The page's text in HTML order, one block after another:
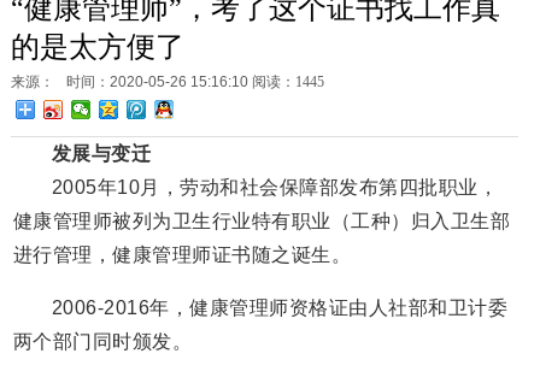
“健康管理师”，考了这个证书找工作真
的是太方便了
来源： 时间：2020-05-26 15:16:10 阅读：1445
发展与变迁
2005年10月，劳动和社会保障部发布第四批职业，
健康管理师被列为卫生行业特有职业（工种）归入卫生部
进行管理，健康管理师证书随之诞生。
2006-2016年，健康管理师资格证由人社部和卫计委
两个部门同时颁发。